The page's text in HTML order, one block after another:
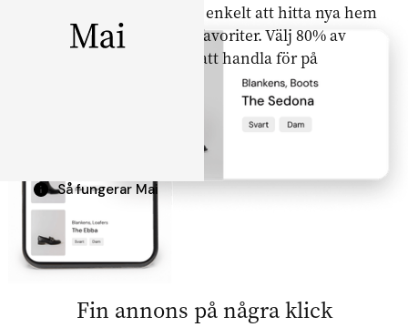
Mai och Blankens gör det enkelt att hitta nya hem
till dina gamla Blankens-favoriter. Välj 80% av
vinsten i cash eller 100% att handla för på
Så fungerar Mai
Fin annons på några klick